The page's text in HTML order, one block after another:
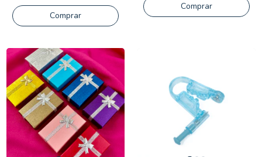
Comprar
Comprar